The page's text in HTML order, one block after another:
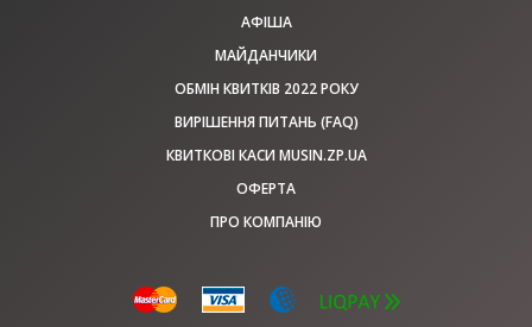
АФІША
МАЙДАНЧИКИ
ОБМІН КВИТКІВ 2022 РОКУ
ВИРІШЕННЯ ПИТАНЬ (FAQ)
КВИТКОВІ КАСИ MUSIN.ZP.UA
ОФЕРТА
ПРО КОМПАНІЮ